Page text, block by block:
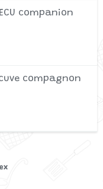
companion
compagnon